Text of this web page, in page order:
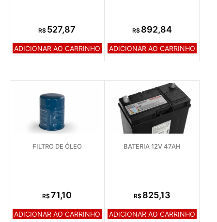
R$ 527,87
ADICIONAR AO CARRINHO
R$ 892,84
ADICIONAR AO CARRINHO
FILTRO DE ÓLEO
R$71,10
ADICIONAR AO CARRINHO
BATERIA 12V 47AH
R$ 825,13
ADICIONAR AO CARRINHO